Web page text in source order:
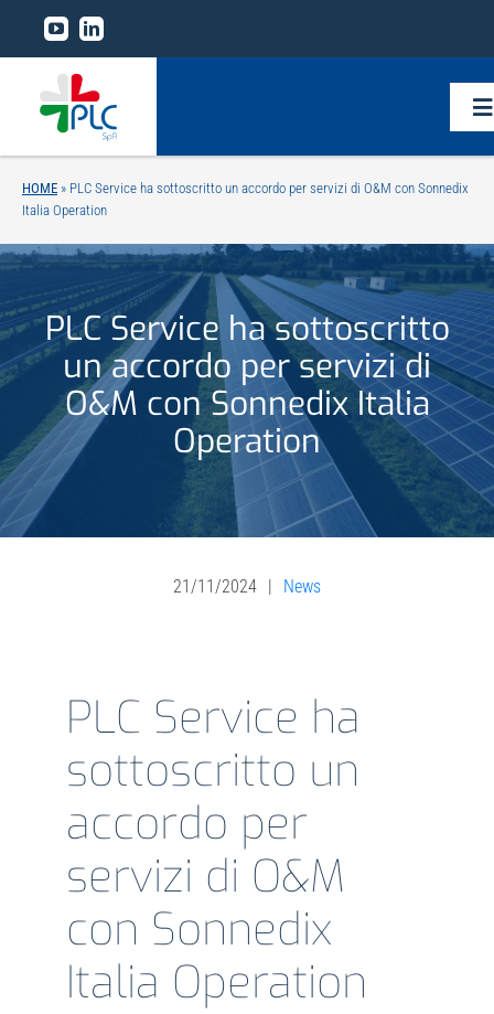
contenuto
Home
Il gruppo
Linee di business
Tecnologie
Research and development
Contatti
HOME » PLC Service ha sottoscritto un accordo per servizi di O&M con Sonnedix
Italia Operation
PLC Service ha sottoscritto
un accordo per servizi di
O&M con Sonnedix Italia
Operation
21/11/2024 News
PLC Service ha
sottoscritto un
accordo per
servizi di O&M
con Sonnedix
Italia Operation